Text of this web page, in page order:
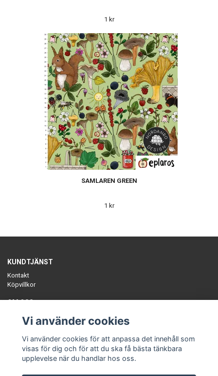
1 kr
SAMLAREN GREEN
1 kr
KUNDTJÄNST
Kontakt
Köpvillkor
OM OSS
tillverkat i Sverige. Småskaliga ekologiska fabrikstillverkade kollektioner.
Vi använder cookies
Vi använder cookies för att anpassa det innehåll som
visas för dig och för att du ska få bästa tänkbara
upplevelse när du handlar hos oss.